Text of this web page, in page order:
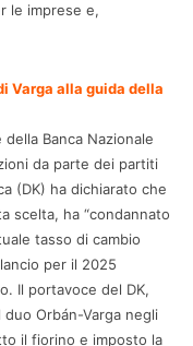
le imprese e,
Varga alla guida della
Banca Nazionale
da parte dei partiti
(DK) ha dichiarato che
scelta, ha “condannato
tasso di cambio
per il 2025
Il portavoce del DK,
duo Orbán-Varga negli
il fiorino e imposto la